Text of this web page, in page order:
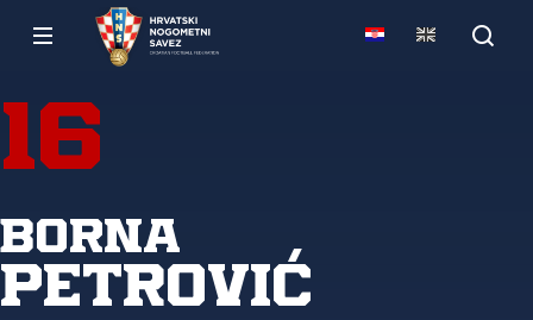
16
Borna
Petrović